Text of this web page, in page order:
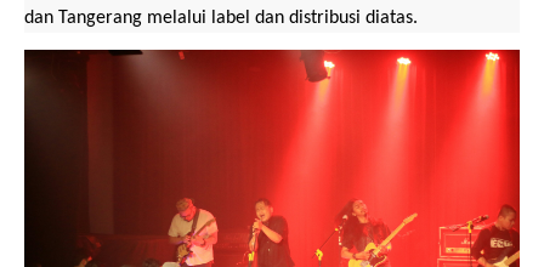
dan Tangerang melalui label dan distribusi diatas.